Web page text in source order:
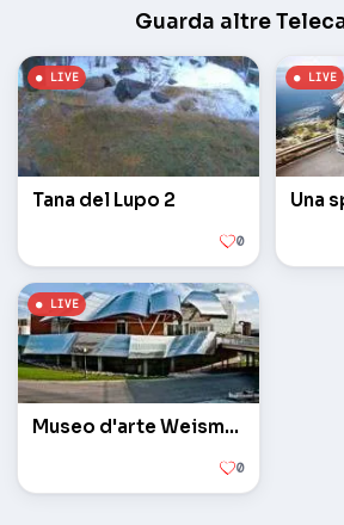
Guarda altre
Tana del Lupo 2
0
Museo d'arte Weisman
0